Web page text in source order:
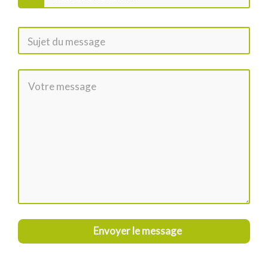
Envoyer le message